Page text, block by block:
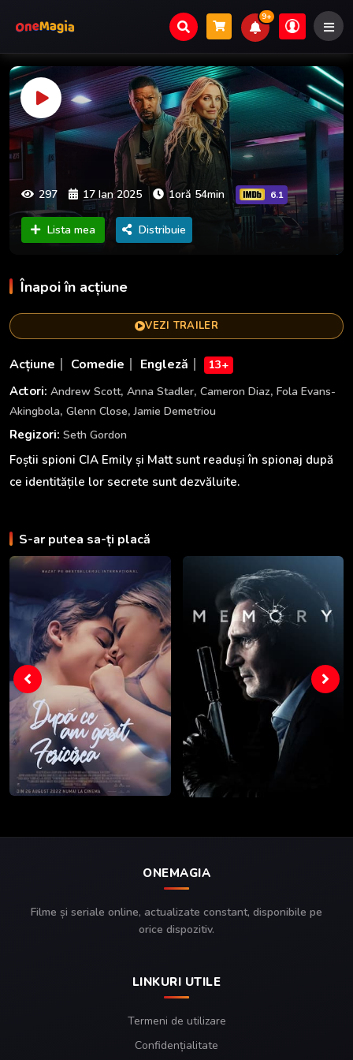
9+
297 17 Ian 2025 1oră 54min 6.1
Lista mea Distribuie
Înapoi în acțiune
VEZI TRAILER
Acțiune Comedie Engleză 13+
Actori: Andrew Scott, Anna Stadler, Cameron Diaz, Fola Evans-
Akingbola, Glenn Close,Jamie Demetriou
Regizori: Seth Gordon
Foștii spioni CIA Emily și Matt sunt readuși în spionaj după
ce identitățile lor secrete sunt dezvăluite.
S-ar putea sa-ți placă
ONEMAGIA
Filme și seriale online, actualizate constant, disponibile pe
orice dispozitiv.
LINKURI UTILE
Termeni de utilizare
Confidențialitate